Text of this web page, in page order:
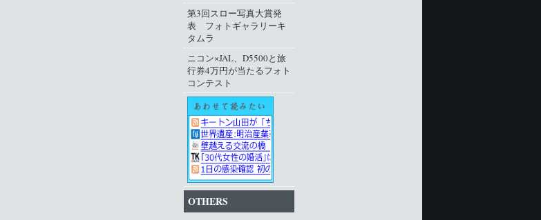
第3回スロー写真大賞発
表 フォトギャラリーキ
タムラ
ニコン×JAL、D5500と旅
行券4万円が当たるフォト
コンテスト
OTHERS